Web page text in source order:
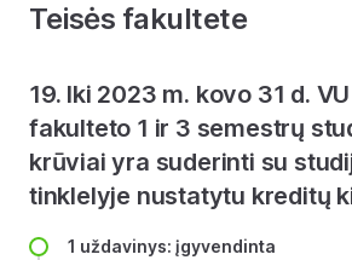
Teisės fakultete
19. Iki 2023 m. kovo 31 d.
fakulteto 1 ir 3 semestrų
krūviai yra suderinti su
tinklelyje nustatytu kreditų
1 uždavinys: įgyvendinta